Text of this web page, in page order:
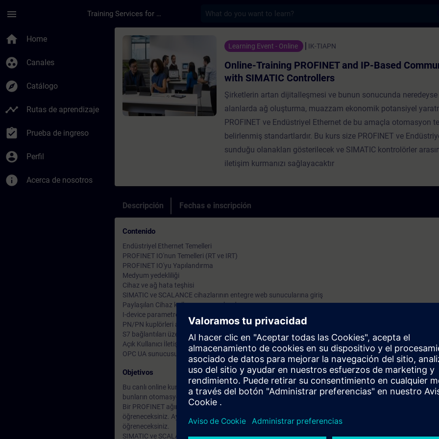
menu Training Services for Digital Industries
home Home
group_work Canales
explore Catálogo
timeline Rutas de aprendizaje
assignment_turned_in Prueba de ingreso
account_circle Perfil
info Acerca de nosotros
Curso - Online-Training PROFINET and IP-Based
Learning Event - Online IK-TIAPN
Online-Training PROFINET and IP-Based
with SIMATIC Controllers
Şirketlerin artan dijitalleşmesi ve bunun sonucunda
alanlarda ağ oluşturma, muazzam ekonomik potansiyel
PROFINET ve Endüstriyel Ethernet de bu amaçla otomasyon
belirlenmiş standartlardır. Bu kurs size PROFINET ve
sunduğu olanakları gösterilecek ve SIMATIC kontrolörler
iletişim kurmanızı sağlayacaktır
Descripción Fechas e inscripción
Contenido
Endüstriyel Ethernet Temelleri
PROFINET IO'nun Temelleri (RT ve IRT)
PROFINET IO'yu Yapılandırma
Medyum yedekliliği
Cihaz ve ağ hata teşhisi
SIMATIC ve SCALANCE cihazlarının entegre web sunucularına giriş
Paylaşılan Cihaz kullanımı ve yapılandırma
I-device parametrelendirilmesi ve uygulanması
PN/PN kuplörleri aracılığıyla ağ geçitleri ve iletişim
S7 bağlantıları üzerinden iletişim
Açık Kullanıcı İletişimi ile İletişim (TCP, ISO-on-TCP, UDP)
OPC UA sunucusu olarak OPC UA ve SIMATIC S7-1500'ün temelleri
Objetivos
Bu canlı online kursta gerçek zamanlı standart PROFINET'in yanı sıra TCP/IP ve OPC UA gibi IP tabanlı
bunların otomasyonunuzda nasıl kullanılacağını öğreneceksiniz.
Bir PROFINET ağını nasıl hızlı ve etkili bir şekilde parametrelendireceğinizi, devreye alacağınızı ve sorun
öğreneceksiniz. Ayrıca kontrolörler arasında ve kontrolör ve saha seviyesi dışında iletişimin nasıl
öğreneceksiniz.
SIMATIC ve SCALANCE ürünleri ve TIA Portal ile çok sayıda pratik alıştırma, edinilen teorik bilgileri